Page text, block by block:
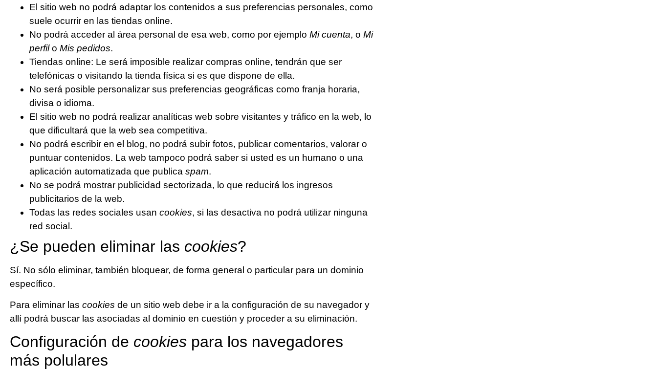
El sitio web no podrá adaptar los contenidos a sus preferencias personales, como
suele ocurrir en las tiendas online.
No podrá acceder al área personal de esa web, como por ejemplo Mi cuenta, o Mi
perfilo Mis pedidos.
Tiendas online: Le será imposible realizar compras online, tendrán que ser
telefónicas o visitando la tienda física si es que dispone de ella.
No será posible personalizar sus preferencias geográficas como franja horaria,
divisa o idioma.
El sitio web no podrá realizar analíticas web sobre visitantes y tráfico en la web, lo
que dificultará que la web sea competitiva.
No podrá escribir en el blog, no podrá subir fotos, publicar comentarios, valorar o
puntuar contenidos. La web tampoco podrá saber si usted es un humano o una
aplicación automatizada que publica spam.
No se podrá mostrar publicidad sectorizada, lo que reducirá los ingresos
publicitarios de la web.
Todas las redes sociales usan cookies, si las desactiva no podrá utilizar ninguna
red social.
¿Se pueden eliminar las cookies?
Sí. No sólo eliminar, también bloquear, de forma general o particular para un dominio
específico.
Para eliminar las cookies de un sitio web debe ir a la configuración de su navegador y
allí podrá buscar las asociadas al dominio en cuestión y proceder a su eliminación.
Configuración de cookies para los navegadores
más polulares